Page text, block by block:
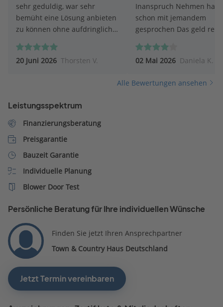
sehr geduldig, war sehr
bemüht eine Lösung anbieten
zu können ohne aufdringlich
20 Juni 2026 Thorsten V.
Inanspruch Nehmen
schon mit jemandem
gesprochen Das geld reicht
Kröher
02 Mai 2026 Daniela K.
Alle Bewertungen ansehen
Leistungsspektrum
Finanzierungsberatung
Preisgarantie
Bauzeit Garantie
Individuelle Planung
Blower Door Test
Persönliche Beratung für Ihre individuellen Wünsche
Finden Sie jetzt Ihren Ansprechpartner
Town & Country Haus Deutschland
Jetzt Termin vereinbaren